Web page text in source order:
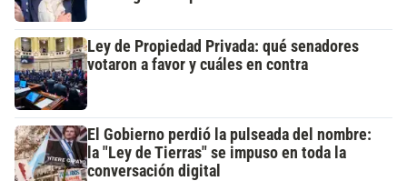
Ley de Propiedad Privada: qué senadores
votaron a favor y cuáles en contra
El Gobierno perdió la pulseada del nombre:
la "Ley de Tierras" se impuso en toda la
conversación digital